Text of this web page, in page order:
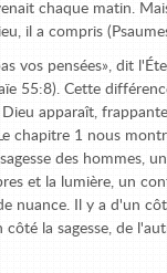
chaque matin.
il a compris
vos pensées», dit
55:8). Cette
apparaît,
chapitre 1 nous
des hommes,
et la lumière, un
nuance. Il y a d'un
côté la sagesse, de